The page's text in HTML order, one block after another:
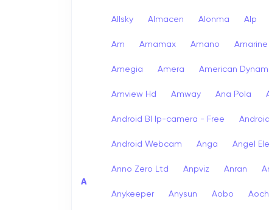
A
Allsky Almacen Alonma Alp
Am Amamax Amano Amarine
Amegia Amera American
Amview Hd Amway Ana Pola
Android Bl Ip-camera - Free
Android Webcam Anga Angel
Anno Zero Ltd Anpviz Anran
Anykeeper Anysun Aobo